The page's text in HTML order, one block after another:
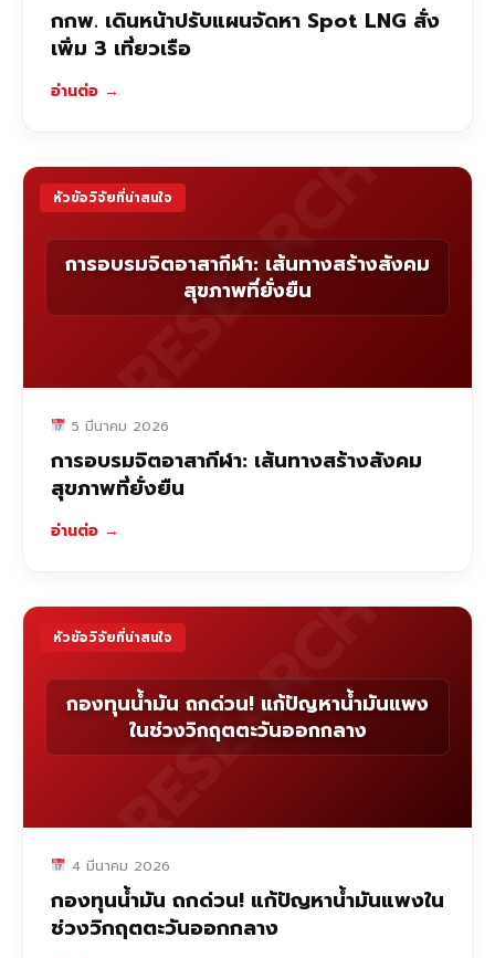
กกพ. เดินหน้าปรับแผนจัดหา Spot LNG สั่ง
เพิ่ม 3 เที่ยวเรือ
อ่านต่อ →
หัวข้อวิจัยที่น่าสนใจ
การอบรมจิตอาสากีฬา: เส้นทางสร้างสังคม
สุขภาพที่ยั่งยืน
RESEARCH
5 มีนาคม 2026
การอบรมจิตอาสากีฬา: เส้นทางสร้างสังคม
สุขภาพที่ยั่งยืน
อ่านต่อ →
หัวข้อวิจัยที่น่าสนใจ
กองทุนน้ำมัน ถกด่วน! แก้ปัญหาน้ำมันแพง
ในช่วงวิกฤตตะวันออกกลาง
RESEARCH
4 มีนาคม 2026
กองทุนน้ำมัน ถกด่วน! แก้ปัญหาน้ำมันแพงใน
ช่วงวิกฤตตะวันออกกลาง